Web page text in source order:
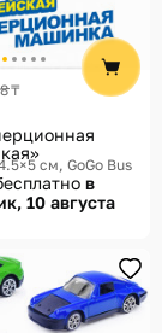
₸
см GoGo Bus
в
10 августа